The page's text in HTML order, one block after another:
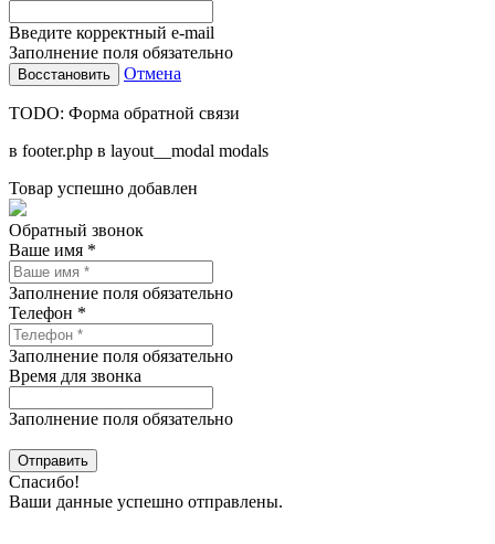
Введите корректный e-mail
Заполнение поля обязательно
Отмена
TODO: Форма обратной связи
в footer.php в layout__modal modals
Товар успешно добавлен
Обратный звонок
Ваше имя *
Заполнение поля обязательно
Телефон *
Заполнение поля обязательно
Время для звонка
Заполнение поля обязательно
Спасибо!
Ваши данные успешно отправлены.